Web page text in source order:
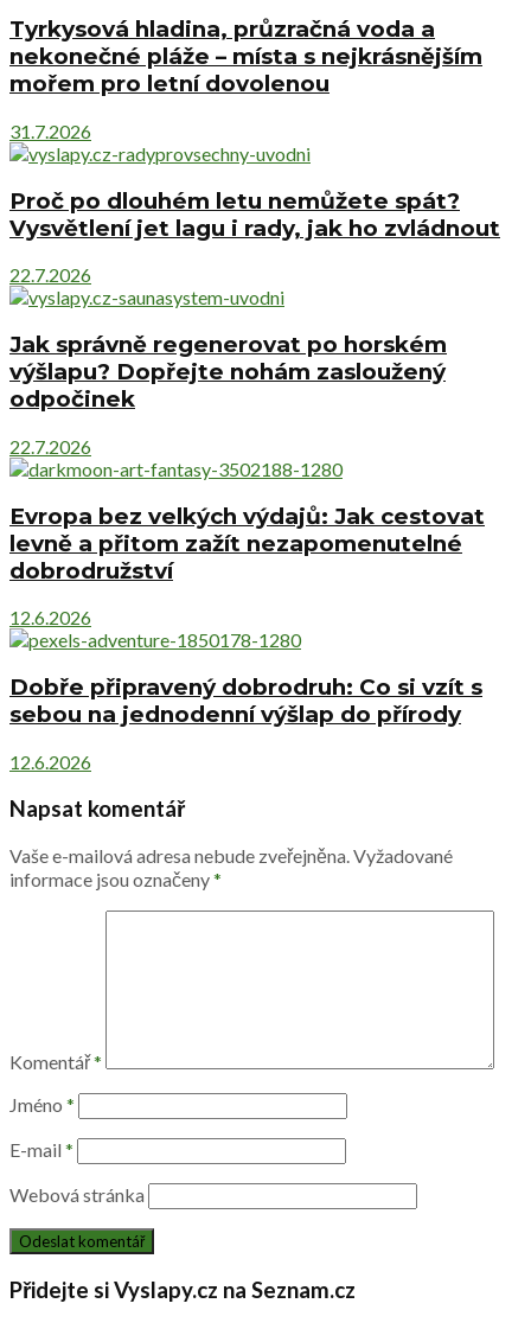
Tyrkysová hladina, průzračná voda a
nekonečné pláže – místa s nejkrásnějším
mořem pro letní dovolenou
31.7.2026
Proč po dlouhém letu nemůžete spát?
Vysvětlení jet lagu i rady, jak ho zvládnout
22.7.2026
Jak správně regenerovat po horském
výšlapu? Dopřejte nohám zasloužený
odpočinek
22.7.2026
Evropa bez velkých výdajů: Jak cestovat
levně a přitom zažít nezapomenutelné
dobrodružství
12.6.2026
Dobře připravený dobrodruh: Co si vzít s
sebou na jednodenní výšlap do přírody
12.6.2026
Napsat komentář
Vaše e-mailová adresa nebude zveřejněna.Vyžadované
informace jsou označeny*
Komentář*
Jméno *
E-mail *
Webová stránka
Přidejte si Vyslapy.cz na Seznam.cz